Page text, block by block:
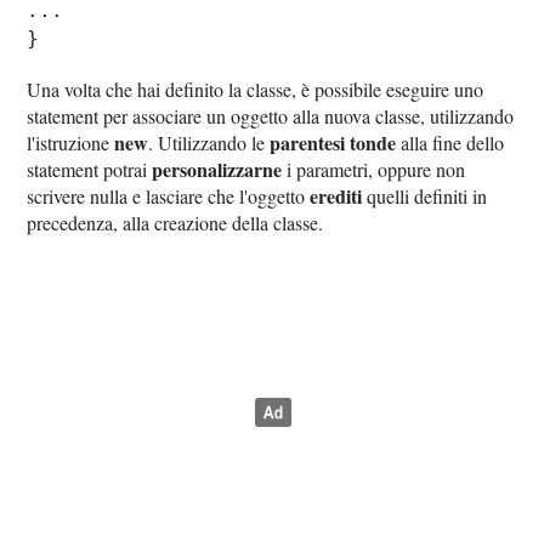
...
}
Una volta che hai definito la classe, è possibile eseguire uno
statement per associare un oggetto alla nuova classe, utilizzando
l'istruzionenew. Utilizzando leparentesi tondealla fine dello
statement potraipersonalizzarnei parametri, oppure non
scrivere nulla e lasciare che l'oggettoereditiquelli definiti in
precedenza, alla creazione della classe.